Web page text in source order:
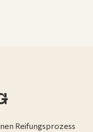
Reifungsprozess